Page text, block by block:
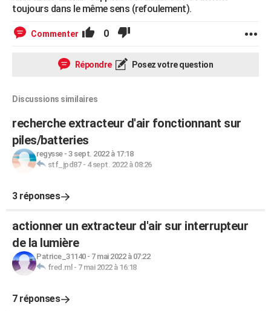
toujours dans le même sens (refoulement).
Commenter 0
Répondre Posez votre question
Discussions similaires
recherche extracteur d'air fonctionnant sur
piles/batteries
regysse- 3 sept. 2022 à 17:18
stf_jpd87- 4 sept. 2022 à 08:26
3 réponses
actionner un extracteur d'air sur interrupteur
de la lumière
Patrice_31140- 7 mai 2022 à 07:22
fred.ml - 7 mai 2022 à 16:18
7 réponses